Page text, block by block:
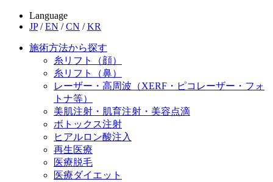
Language
JP / EN / CN / KR
施術方法から探す
糸リフト（顔）
糸リフト（鼻）
レーザー・高周波（XERF・ピコレーザー・フォ
トナ等）
美肌注射・肌育注射・美容点滴
ボトックス注射
ヒアルロン酸注入
再生医療
医療脱毛
医療ダイエット